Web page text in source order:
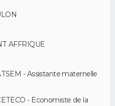
AFFRIQUE
- Assistante maternelle
- Economiste de la